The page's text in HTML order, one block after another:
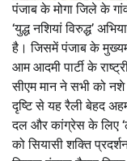
पंजाब के मोगा जिले के
‘युद्ध नशियां विरुद्ध’
है। जिसमें पंजाब के
आम आदमी पार्टी के
सीएम मान ने सभी को
दृष्टि से यह रैली बेहद
दल और कांग्रेस के लिए
को सियासी शक्ति